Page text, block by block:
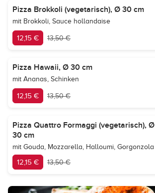
Pizza Brokkoli (vegetarisch), Ø 30 cm
mit Brokkoli, Sauce hollandaise
12,15 € 13,50 €
Pizza Hawaii, Ø 30 cm
mit Ananas, Schinken
12,15 € 13,50 €
Pizza Quattro Formaggi (vegetarisch), Ø
30 cm
mit Gouda, Mozzarella, Halloumi, Gorgonzola
12,15 € 13,50 €